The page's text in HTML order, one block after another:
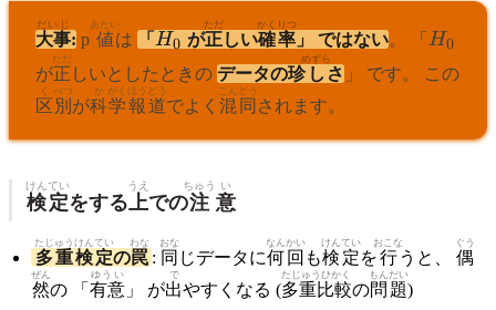
大事
だいじ
: p 値
あたい
は 「 H_0
H0 が正
ただ
しい確率
かくりつ
」 ではない。 「 H_0
H0
が正
ただ
しいとしたときの データの珍 し
めずら
さ 」 です。 この
区
く
別
べつ
が科
か
学
がく
報道
ほうどう
でよく 混同
こんどう
されます。
検定
けんてい
をする上
うえ
での注
ちゅう
意
い
多重
たじゅう
検定
けんてい
の罠
わな
: 同
おな
じデータに何
なん
回
かい
も検定
けんてい
を行
おこな
うと、 偶
ぐう
然
ぜん
の 「 有意
ゆうい
」 が出
で
やすくなる (多重比較
たじゅうひかく
の問題
もんだい
)